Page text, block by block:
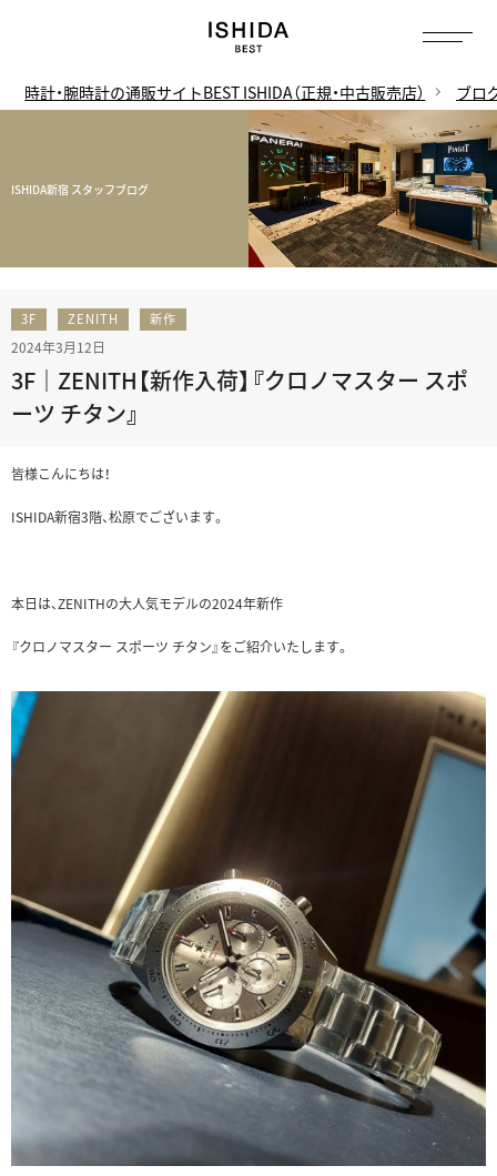
時計・腕時計の通販サイトBEST ISHIDA（正規・中古販売店） ブロ
ISHIDA新宿 スタッフブログ
3F ZENITH 新作
2024年3月12日
3F｜ZENITH【新作入荷】『クロノマスター スポ
ーツ チタン』
皆様こんにちは！
ISHIDA新宿3階、松原でございます。
本日は、ZENITHの大人気モデルの2024年新作
『クロノマスター スポーツ チタン』をご紹介いたします。